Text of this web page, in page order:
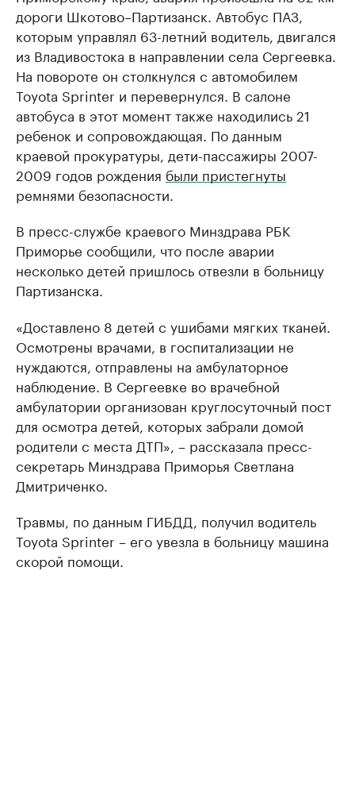
дороги Шкотово–Партизанск. Автобус ПАЗ,
которым управлял 63-летний водитель, двигался
из Владивостока в направлении села Сергеевка.
На повороте он столкнулся с автомобилем
Toyota Sprinter и перевернулся. В салоне
автобуса в этот момент также находились 21
ребенок и сопровождающая. По данным
краевой прокуратуры, дети-пассажиры 2007-
2009 годов рождения были пристегнуты
ремнями безопасности.
В пресс-службе краевого Минздрава РБК
Приморье сообщили, что после аварии
несколько детей пришлось отвезли в больницу
Партизанска.
«Доставлено 8 детей с ушибами мягких тканей.
Осмотрены врачами, в госпитализации не
нуждаются, отправлены на амбулаторное
наблюдение. В Сергеевке во врачебной
амбулатории организован круглосуточный пост
для осмотра детей, которых забрали домой
родители с места ДТП», – рассказала пресс-
секретарь Минздрава Приморья Светлана
Дмитриченко.
Травмы, по данным ГИБДД, получил водитель
Toyota Sprinter – его увезла в больницу машина
скорой помощи.